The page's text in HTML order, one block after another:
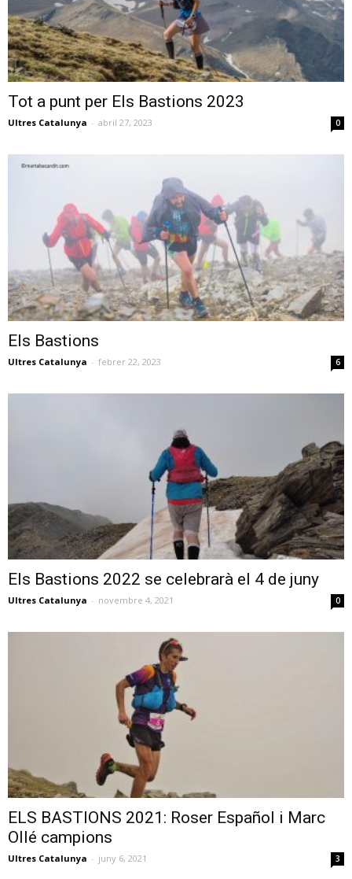
Tot a punt per Els Bastions 2023
Ultres Catalunya - abril 27, 2023 0
Els Bastions
Ultres Catalunya - febrer 22, 2023 6
Els Bastions 2022 se celebrarà el 4 de juny
Ultres Catalunya - novembre 4, 2021 0
ELS BASTIONS 2021: Roser Español i Marc
Ollé campions
Ultres Catalunya - juny 6, 2021 3